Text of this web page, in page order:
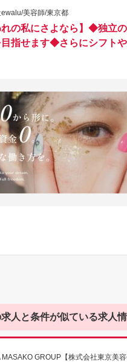
美容師/東京都
れの私にさよなら】◆独立
目指せます◆さらにシフト
人と条件が似ている求人
MASAKO GROUP【株式会社東京美